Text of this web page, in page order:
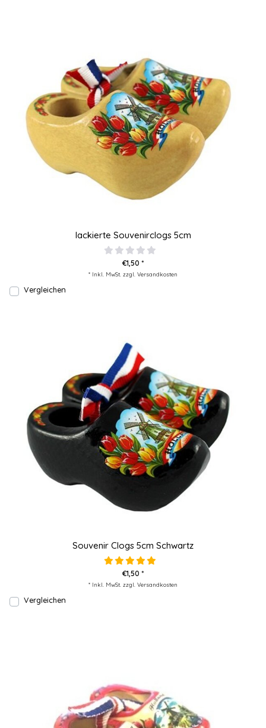
lackierte Souvenirclogs 5cm
€1,50 *
* Inkl. MwSt. zzgl. Versandkosten
Vergleichen
Souvenir Clogs 5cm Schwartz
€1,50 *
* Inkl. MwSt. zzgl. Versandkosten
Vergleichen